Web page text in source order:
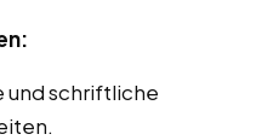
und schriftliche